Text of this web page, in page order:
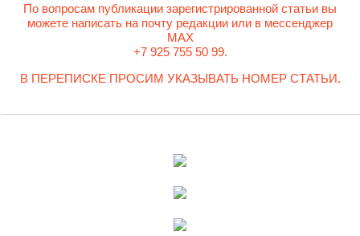
По вопросам публикации зарегистрированной статьи вы
можете написать на почту редакции или в мессенджер
MAX
+7 925 755 50 99.
В ПЕРЕПИСКЕ ПРОСИМ УКАЗЫВАТЬ НОМЕР СТАТЬИ.